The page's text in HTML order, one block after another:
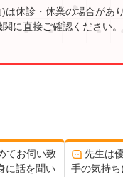
●
● ● ●
は休診・休業の場合があ
に直接ご確認ください。
てお伺い致
に話を聞い
先生は
手の気持